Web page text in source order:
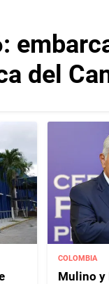
del
COLOMBIA
Mulino y